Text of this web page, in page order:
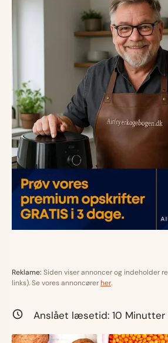
Reklame: Siden viser annoncer og indeholder
links). Se vores annoncørerher.
Anslået læsetid: 10 Minutter